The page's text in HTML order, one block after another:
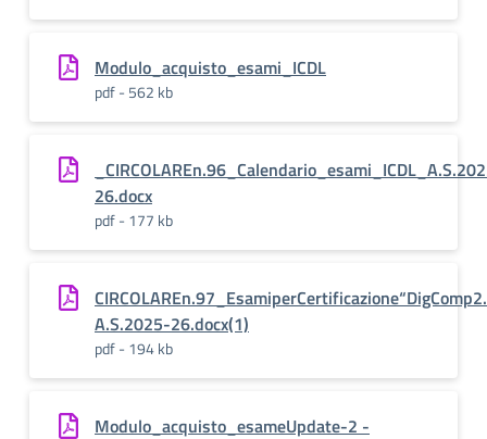
Modulo_acquisto_esami_ICDL
pdf - 562 kb
26.docx
pdf - 177 kb
A.S.2025-26.docx(1)
pdf - 194 kb
Modulo_acquisto_esameUpdate-2 -